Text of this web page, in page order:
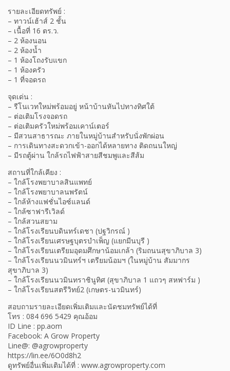
รายละเอียดทรัพย์ :
– ทาวน์เฮ้าส์ 2 ชั้น
– เนื้อที่ 16 ตร.ว.
– 2 ห้องนอน
– 2 ห้องน้ำ
– 1 ห้องโถงรับแขก
– 1 ห้องครัว
– 1 ที่จอดรถ
จุดเด่น :
– รีโนเวทใหม่พร้อมอยู่ หน้าบ้านหันไปทางทิศใต้
– ต่อเติมโรงจอดรถ
– ต่อเติมครัวใหม่พร้อมเคาน์เตอร์
– มีสวนสาธารณะ ภายในหมู่บ้านสำหรับนั่งพักผ่อน
– การเดินทางสะดวกเข้า-ออกได้หลายทาง ติดถนนใหญ่
– มีรถตู้ผ่าน ใกล้รถไฟฟ้าสายสีชมพูและสีส้ม
สถานที่ใกล้เคียง :
– ใกล้โรงพยาบาลสินแพทย์
– ใกล้โรงพยาบาลนพรัตน์
– ใกล้ห้างแฟชั่นไอซ์แลนด์
– ใกล้ซาฟารีเวิลด์
– ใกล้สวนสยาม
– ใกล้โรงเรียนบดินทร์เดชา (ปฐวิกรณ์ )
– ใกล้โรงเรียนเศรษฐบุตรบำเพ็ญ (แยกมีนบุรี )
– ใกล้โรงเรียนเตรียมอุดมศึกษาน้อมเกล้า (ริมถนนสุขาภิบาล 3)
– ใกล้โรงเรียนนวมินทร์ฯ เตรียมน้อมฯ (ในหมู่บ้าน สัมมากร
สุขาภิบาล 3)
– ใกล้โรงเรียนนวมินทราชินูทิศ (สุขาภิบาล 1 แถวๆ สหฟาร์ม )
– ใกล้โรงเรียนสตรีวิทย์2 (เกษตร-นวมินทร์)
สอบถามรายละเอียดเพิ่มเติมและนัดชมทรัพย์ได้ที่
โทร : 084 696 5429 คุณอ้อม
ID Line : pp.aom
Facebook: A Grow Property
Line@: @agrowproperty
https://lin.ee/6O0d8h2
ดูทรัพย์อื่นเพิ่มเติมได้ที่ : www.agrowproperty.com